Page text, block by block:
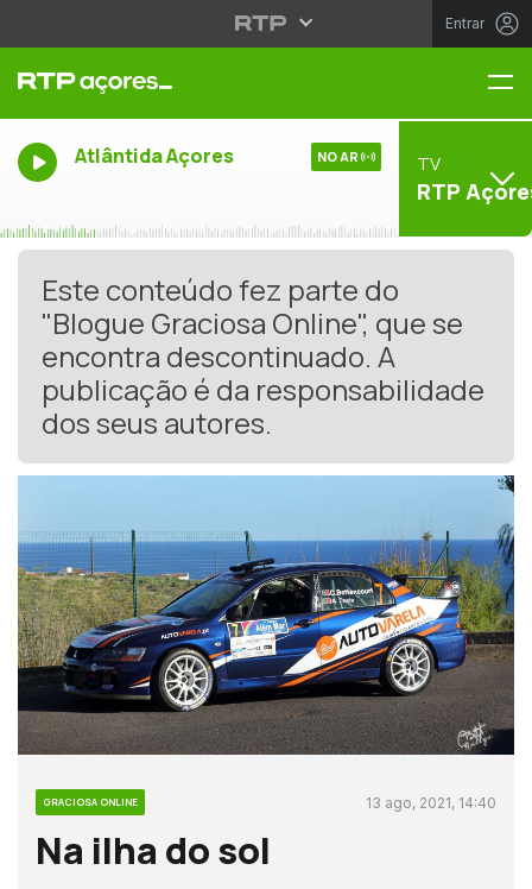
Entrar
Atlântida Açores NO AR TV
RTP
Este conteúdo fez parte do
"Blogue Graciosa Online", que se
encontra descontinuado. A
publicação é da responsabilidade
dos seus autores.
GRACIOSA ONLINE 13 ago, 2021, 14:40
Na ilha do sol